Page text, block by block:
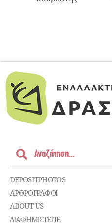
DEPOSITPHOTOS
ΑΡΘΡΟΓΡΑΦΟΙ
ABOUT US
ΔΙΑΦΗΜΙΣΤΕΊΤΕ